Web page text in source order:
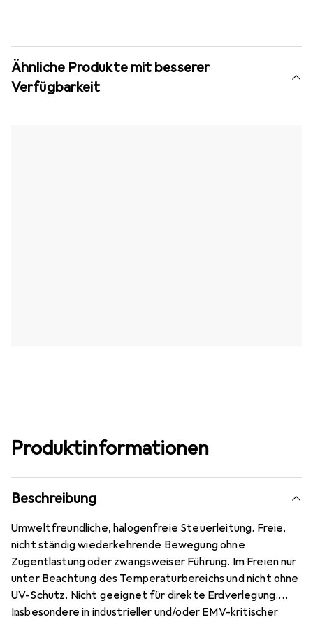
Ähnliche Produkte mit besserer
Verfügbarkeit
Produktinformationen
Beschreibung
Umweltfreundliche, halogenfreie Steuerleitung. Freie,
nicht ständig wiederkehrende Bewegung ohne
Zugentlastung oder zwangsweiser Führung. Im Freien nur
unter Beachtung des Temperaturbereichs und nicht ohne
UV-Schutz. Nicht geeignet für direkte Erdverlegung.
Insbesondere in industrieller und/oder EMV-kritischer